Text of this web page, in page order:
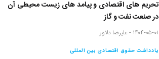
تحریم های اقتصادی و پیامد های زیست محیطی آن
در صنعت نفت و گاز
۱۴۰۴-۰۵-۰۱ - علیرضا دلاور
یادداشت حقوق اقتصادی بین المللی